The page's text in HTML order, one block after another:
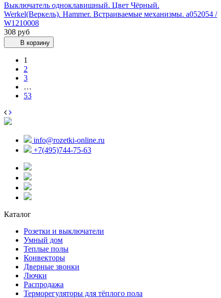
Выключатель одноклавишный. Цвет Чёрный.
Werkel(Веркель). Hammer. Встраиваемые механизмы. a052054 /
W1210008
308 руб
В корзину
1
2
3
…
53
info@rozetki-online.ru
+7(495)744-75-63
Каталог
Розетки и выключатели
Умный дом
Теплые полы
Конвекторы
Дверные звонки
Лючки
Распродажа
Терморегуляторы для тёплого пола